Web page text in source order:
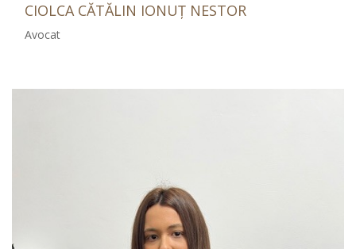
CIOLCA CĂTĂLIN IONUȚ NESTOR
Avocat